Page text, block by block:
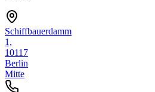
Schiffbauerdamm
1,
10117
Berlin
Mitte